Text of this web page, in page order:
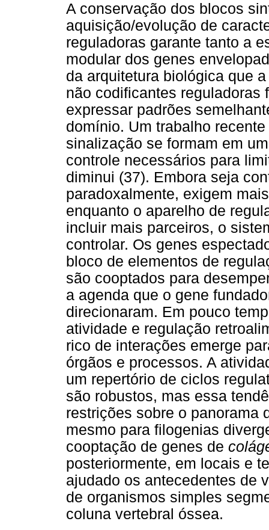
A conservação dos blocos
aquisição/evolução de
reguladoras garante tanto a
modular dos genes
da arquitetura biológica que
não codificantes reguladoras
expressar padrões
domínio. Um trabalho
sinalização se formam em
controle necessários para
diminui (37). Embora seja
paradoxalmente, exigem
enquanto o aparelho de
incluir mais parceiros, o
controlar. Os genes
bloco de elementos de
são cooptados para
a agenda que o gene
direcionaram. Em pouco
atividade e regulação
rico de interações emerge
órgãos e processos. A
um repertório de ciclos
são robustos, mas essa
restrições sobre o panorama
mesmo para filogenias
cooptação de genes de
posteriormente, em locais e
ajudado os antecedentes de
de organismos simples
coluna vertebral óssea.